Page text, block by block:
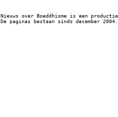
Nieuws over Boeddhisme is een
De paginas bestaan sinds december 2004.